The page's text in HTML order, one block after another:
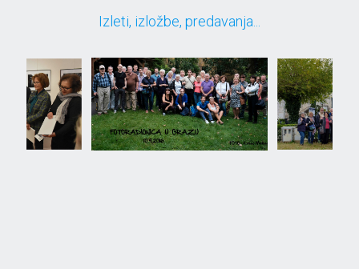
Izleti, izložbe, predavanja...